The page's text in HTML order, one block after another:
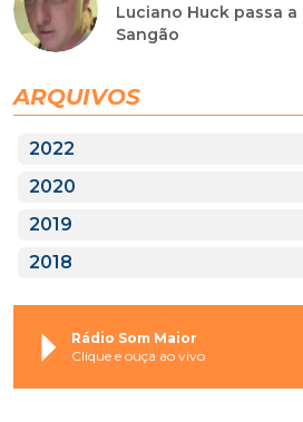
Luciano Huck passa
Sangão
ARQUIVOS
2022
2020
2019
2018
Rádio Som Maior
Clique e ouça ao vivo